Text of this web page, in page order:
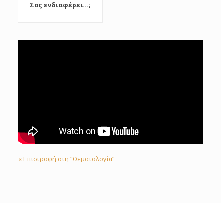
Σας ενδιαφέρει...;
« Επιστροφή στη “Θεματολογία”